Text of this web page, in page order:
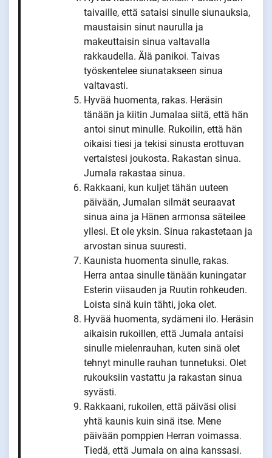
taivaille, että sataisi sinulle siunauksia,
maustaisin sinut naurulla ja
makeuttaisin sinua valtavalla
rakkaudella. Älä panikoi. Taivas
työskentelee siunatakseen sinua
valtavasti.
Hyvää huomenta, rakas. Heräsin
tänään ja kiitin Jumalaa siitä, että hän
antoi sinut minulle. Rukoilin, että hän
oikaisi tiesi ja tekisi sinusta erottuvan
vertaistesi joukosta. Rakastan sinua.
Jumala rakastaa sinua.
Rakkaani, kun kuljet tähän uuteen
päivään, Jumalan silmät seuraavat
sinua aina ja Hänen armonsa säteilee
yllesi. Et ole yksin. Sinua rakastetaan ja
arvostan sinua suuresti.
Kaunista huomenta sinulle, rakas.
Herra antaa sinulle tänään kuningatar
Esterin viisauden ja Ruutin rohkeuden.
Loista sinä kuin tähti, joka olet.
Hyvää huomenta, sydämeni ilo. Heräsin
aikaisin rukoillen, että Jumala antaisi
sinulle mielenrauhan, kuten sinä olet
tehnyt minulle rauhan tunnetuksi. Olet
rukouksiin vastattu ja rakastan sinua
syvästi.
Rakkaani, rukoilen, että päiväsi olisi
yhtä kaunis kuin sinä itse. Mene
päivään pomppien Herran voimassa.
Tiedä, että Jumala on aina kanssasi.